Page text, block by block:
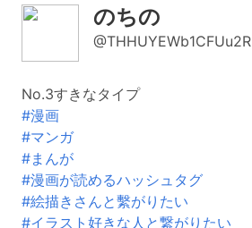
のちの
@THHUYEWb1CFUu2R
No.3すきなタイプ
#漫画
#マンガ
#まんが
#漫画が読めるハッシュタグ
#絵描きさんと繫がりたい
#イラスト好きな人と繋がりたい